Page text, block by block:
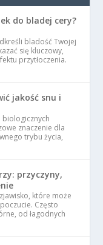
do bladej cery?
bladość Twojej
się kluczowy,
przytłoczenia.
jakość snu i
biologicznych
znaczenie dla
trybu życia,
przyczyny,
które może
Często
od łagodnych